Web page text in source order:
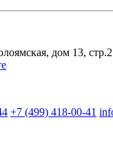
дом 13, стр.2
+7 (499) 418-00-41